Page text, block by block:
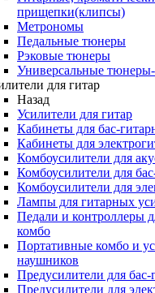
прищепки(клипсы)
Метрономы
Педальные тюнеры
Рэковые тюнеры
Универсальные
для гитар
Назад
Усилители для гитар
Кабинеты для бас-
Кабинеты для
Комбоусилители для
Комбоусилители для
Комбоусилители для
Лампы для гитарных
Педали и контроллеры
комбо
Портативные комбо и
наушников
Предусилители для бас-
Предусилители для